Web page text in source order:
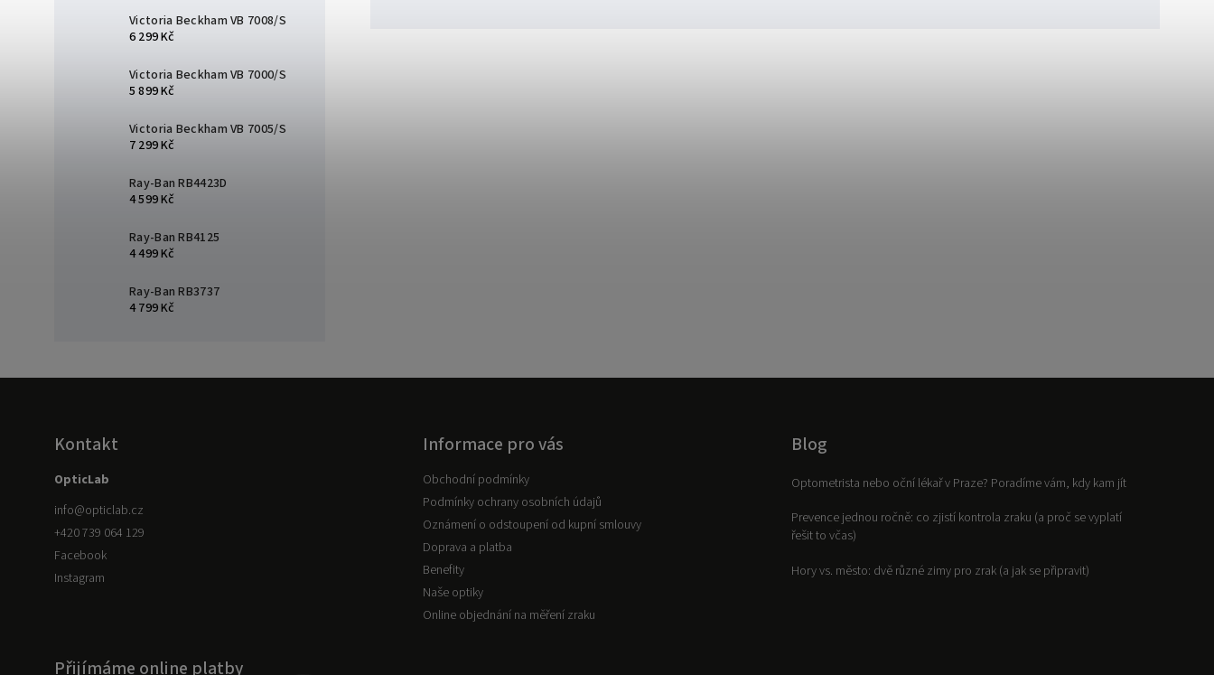
Victoria Beckham VB 7008/S
6 299 Kč
Victoria Beckham VB 7000/S
5 899 Kč
Victoria Beckham VB 7005/S
7 299 Kč
Ray-Ban RB4423D
4 599 Kč
Ray-Ban RB4125
4 499 Kč
Ray-Ban RB3737
4 799 Kč
Kontakt
OpticLab
info@opticlab.cz
+420 739 064 129
Facebook
Instagram
Informace pro vás
Obchodní podmínky
Podmínky ochrany osobních údajů
Oznámení o odstoupení od kupní smlouvy
Doprava a platba
Benefity
Naše optiky
Online objednání na měření zraku
Blog
Optometrista nebo oční lékař v Praze? Poradíme vám, kdy kam jít
Prevence jednou ročně: co zjistí kontrola zraku (a proč se vyplatí
řešit to včas)
Hory vs. město: dvě různé zimy pro zrak (a jak se připravit)
Přijímáme online platby